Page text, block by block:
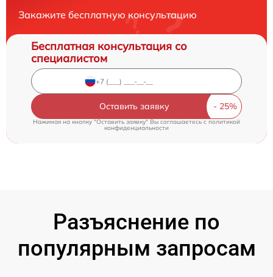
Закажите бесплатную консультацию
Бесплатная консультация со
специалистом
Оставить заявку
Нажимая на кнопку "Оставить заявку" Вы соглашаетесь cполитикой
конфиденциальности
Разъяснение по
популярным запросам